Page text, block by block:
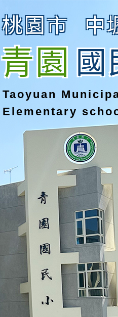
桃園市 中
青園國
Taoyuan
Elementary